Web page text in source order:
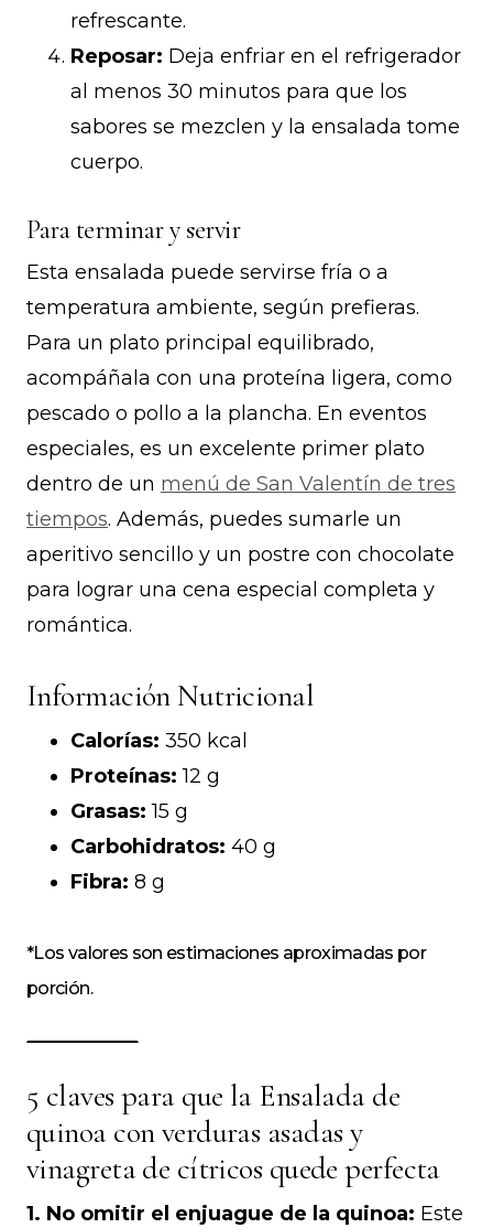
refrescante.
Reposar: Deja enfriar en el refrigerador
al menos 30 minutos para que los
sabores se mezclen y la ensalada tome
cuerpo.
Para terminar y servir
Esta ensalada puede servirse fría o a
temperatura ambiente, según prefieras.
Para un plato principal equilibrado,
acompáñala con una proteína ligera, como
pescado o pollo a la plancha. En eventos
especiales, es un excelente primer plato
dentro de un menú de San Valentín de tres
tiempos. Además, puedes sumarle un
aperitivo sencillo y un postre con chocolate
para lograr una cena especial completa y
romántica.
Información Nutricional
Calorías: 350 kcal
Proteínas: 12 g
Grasas: 15 g
Carbohidratos: 40 g
Fibra: 8 g
*Los valores son estimaciones aproximadas por
porción.
5 claves para que la Ensalada de
quinoa con verduras asadas y
vinagreta de cítricos quede perfecta
1. No omitir el enjuague de la quinoa: Este